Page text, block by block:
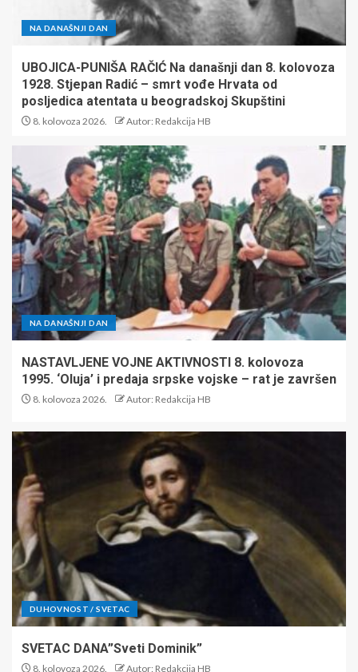
NA DANAŠNJI DAN
UBOJICA-PUNIŠA RAČIĆ Na današnji dan 8. kolovoza
1928. Stjepan Radić – smrt vođe Hrvata od
posljedica atentata u beogradskoj Skupštini
8. kolovoza 2026. Autor: Redakcija HB
NA DANAŠNJI DAN
NASTAVLJENE VOJNE AKTIVNOSTI 8. kolovoza
1995. ‘Oluja’ i predaja srpske vojske – rat je završen
8. kolovoza 2026. Autor: Redakcija HB
DUHOVNOST / SVETAC
SVETAC DANA”Sveti Dominik”
8. kolovoza 2026. Autor: Redakcija HB